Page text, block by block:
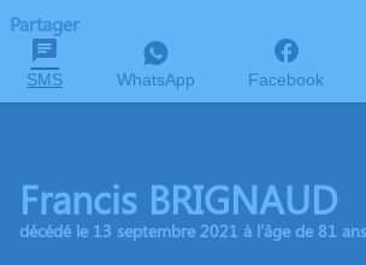
Partager
SMS WhatsApp Facebook
Francis BRIGNAUD
décédé le 13 septembre 2021 à l'âge de 81 ans